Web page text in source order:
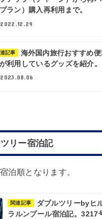
プラン）購入再利用まで。
2022.12.29
記事
海外国内旅行おすすめ便
利用しているグッズを紹介。
2023.08.06
リー宿泊記
泊順となります。
関連記事
ダブルツリーbyヒ
ラルンプール宿泊記。3217